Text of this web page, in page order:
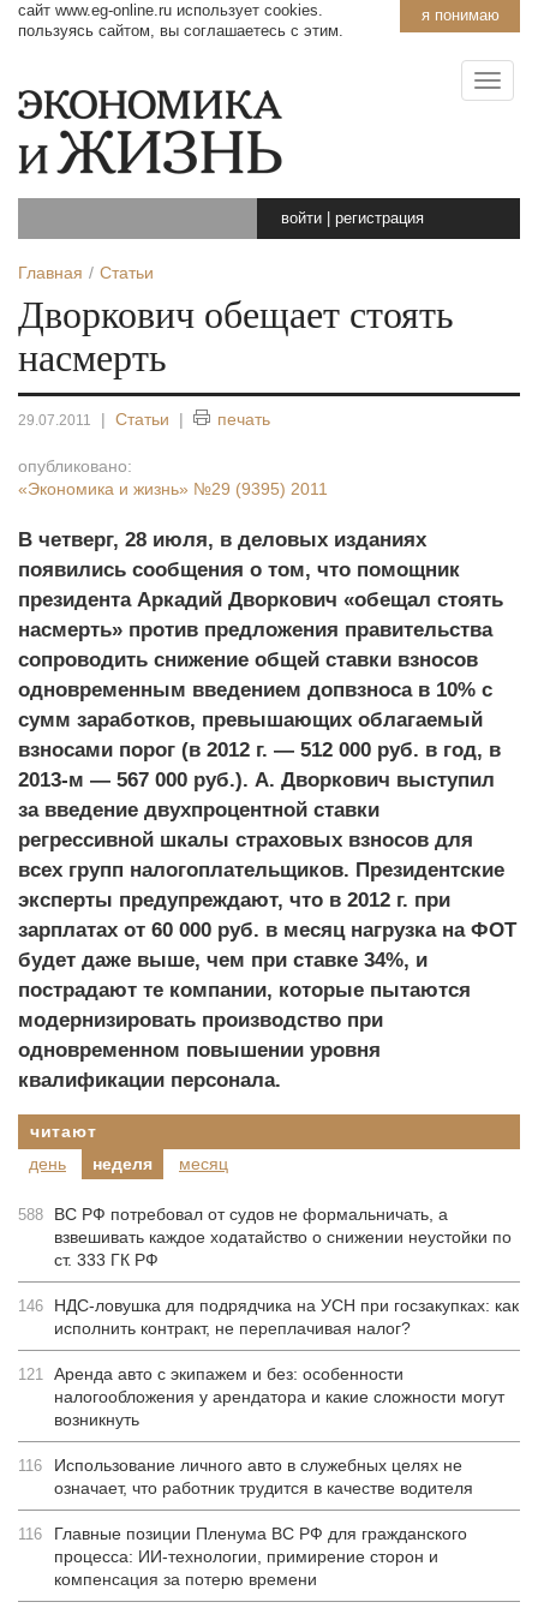
я понимаю
сайт www.eg-online.ru использует cookies.
пользуясь сайтом, вы соглашаетесь с этим.
войти регистрация
Главная Статьи
Дворкович обещает стоять
насмерть
29.07.2011 | Статьи | печать
опубликовано:
«Экономика и жизнь» №29 (9395) 2011
В четверг, 28 июля, в деловых изданиях
появились сообщения о том, что помощник
президента Аркадий Дворкович «обещал стоять
насмерть» против предложения правительства
сопроводить снижение общей ставки взносов
одновременным введением допвзноса в 10% с
сумм заработков, превышающих облагаемый
взносами порог (в 2012 г. — 512 000 руб. в год, в
2013-м — 567 000 руб.). А. Дворкович выступил
за введение двухпроцентной ставки
регрессивной шкалы страховых взносов для
всех групп налогоплательщиков. Президентские
эксперты предупреждают, что в 2012 г. при
зарплатах от 60 000 руб. в месяц нагрузка на ФОТ
будет даже выше, чем при ставке 34%, и
пострадают те компании, которые пытаются
модернизировать производство при
одновременном повышении уровня
квалификации персонала.
читают
день
неделя месяц
588
ВС РФ потребовал от судов не формальничать, а
взвешивать каждое ходатайство о снижении неустойки по
ст. 333 ГК РФ
146
НДС-ловушка для подрядчика на УСН при госзакупках: как
исполнить контракт, не переплачивая налог?
121 Аренда авто с экипажем и без: особенности
налогообложения у арендатора и какие сложности могут
возникнуть
116
Использование личного авто в служебных целях не
означает, что работник трудится в качестве водителя
116
Главные позиции Пленума ВС РФ для гражданского
процесса: ИИ-технологии, примирение сторон и
компенсация за потерю времени